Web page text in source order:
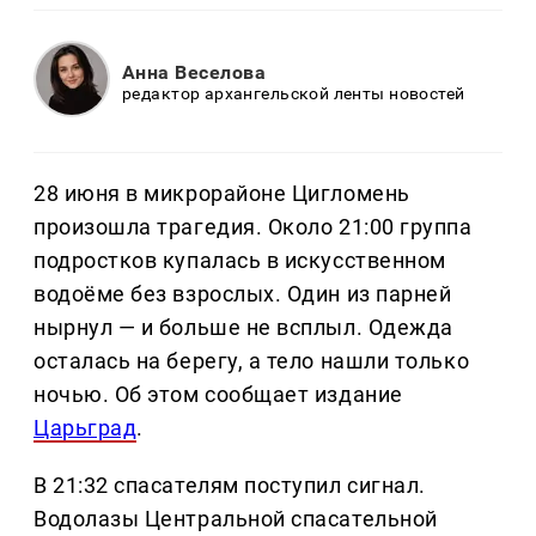
Анна Веселова
редактор архангельской ленты новостей
28 июня в микрорайоне Цигломень
произошла трагедия. Около 21:00 группа
подростков купалась в искусственном
водоёме без взрослых. Один из парней
нырнул — и больше не всплыл. Одежда
осталась на берегу, а тело нашли только
ночью. Об этом сообщает издание
Царьград.
В 21:32 спасателям поступил сигнал.
Водолазы Центральной спасательной